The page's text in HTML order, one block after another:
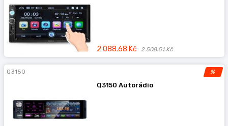
2 088.68 Kč 2 508.51 Kč
%
Q3150
Q3150 Autorádio